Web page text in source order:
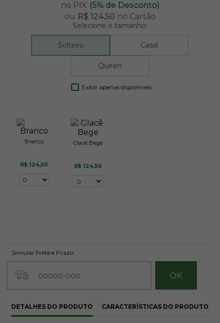
no PIX (5% de Desconto)
ou R$ 124,50 no Cartão
Selecione o tamanho:
Solteiro Casal
Queen
Exibir apenas disponíveis
Branco
R$ 124,50
Glacê Bege
R$ 124,50
Simular Frete e Prazo
DETALHES DO PRODUTO CARACTERÍSTICAS DO PRODUTO